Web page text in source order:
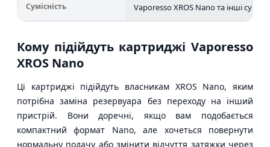
Сумісність Vaporesso XROS Nano та інші
Кому підійдуть картриджі Vaporesso
XROS Nano
Ці картриджі підійдуть власникам XROS Nano, яким
потрібна заміна резервуара без переходу на інший
пристрій. Вони доречні, якщо вам подобається
компактний формат Nano, але хочеться повернути
нормальну подачу або змінити відчуття затяжки через